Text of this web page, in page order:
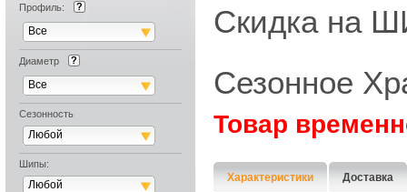
Профиль:
Все
Диаметр
Все
Сезонность
Любой
Шипы:
Любой
Скидка на
Сезонное
Товар
Характеристики Доставка